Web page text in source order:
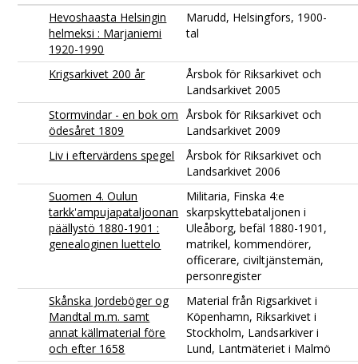
Hevoshaasta Helsingin
helmeksi : Marjaniemi
1920-1990
Marudd, Helsingfors, 1900-
tal
Krigsarkivet 200 år
Årsbok för Riksarkivet och
Landsarkivet 2005
Stormvindar - en bok om
ödesåret 1809
Årsbok för Riksarkivet och
Landsarkivet 2009
Liv i eftervärdens spegel
Årsbok för Riksarkivet och
Landsarkivet 2006
Suomen 4. Oulun
tarkk'ampujapataljoonan
päällystö 1880-1901 :
genealoginen luettelo
Militaria, Finska 4:e
skarpskyttebataljonen i
Uleåborg, befäl 1880-1901,
matrikel, kommendörer,
officerare, civiltjänstemän,
personregister
Skånska Jordeböger og
Mandtal m.m. samt
annat källmaterial före
och efter 1658
Material från Rigsarkivet i
Köpenhamn, Riksarkivet i
Stockholm, Landsarkiver i
Lund, Lantmäteriet i Malmö